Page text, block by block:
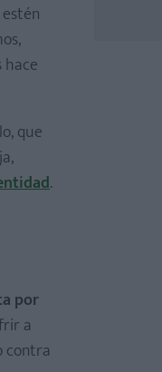
que
.
por
a
contra